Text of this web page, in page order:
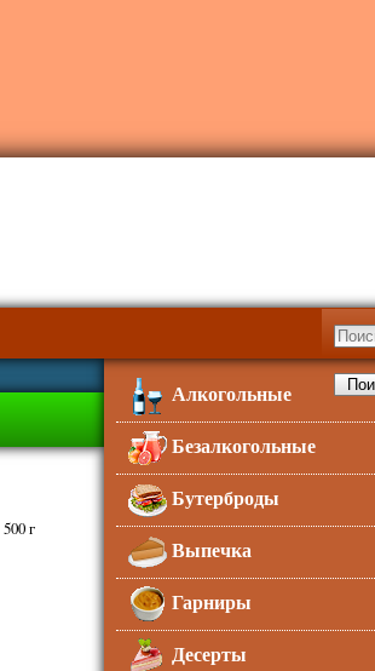
500 г
Алкогольные
Безалкогольные
Бутерброды
Выпечка
Гарниры
Десерты